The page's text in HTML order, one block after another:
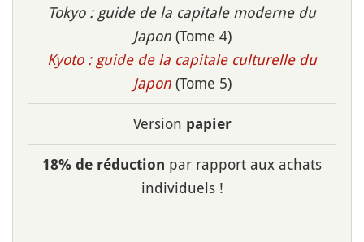
Tokyo : guide de la capitale moderne du
Japon(Tome 4)
Kyoto : guide de la capitale culturelle du
Japon(Tome 5)
Version papier
18% de réduction par rapport aux achats
individuels !